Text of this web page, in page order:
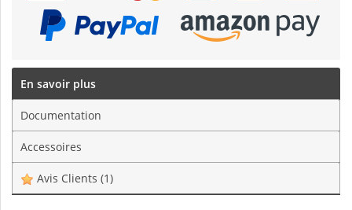
En savoir plus
Documentation
Accessoires
Avis Clients (1)